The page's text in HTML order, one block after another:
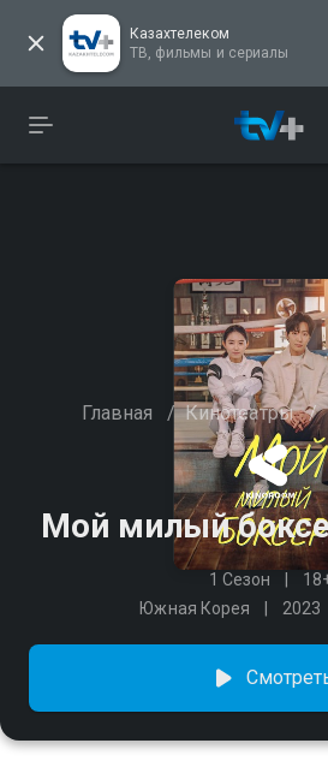
Казахтелеком
ТВ, фильмы и сериалы
Главная / Кинотеатры /
Мой милый
1 Сезон
Южная Корея
2023